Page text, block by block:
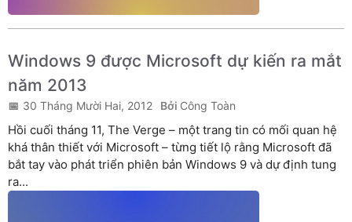
Windows 9 được Microsoft dự kiến ra mắt
năm 2013
30 Tháng Mười Hai, 2012 Công Toàn
Hồi cuối tháng 11, The Verge – một trang tin có mối quan hệ
khá thân thiết với Microsoft – từng tiết lộ rằng Microsoft đã
bắt tay vào phát triển phiên bản Windows 9 và dự định tung
ra...